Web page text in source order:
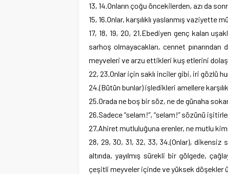
13, 14.Onların çoğu öncekilerden, azı da
15, 16.Onlar, karşılıklı yaslanmış
17, 18, 19, 20, 21.Ebediyen genç kalan
sarhoş olmayacakları, cennet
meyveleri ve arzu ettikleri kuş etlerini
22, 23.Onlar için saklı inciler gibi, iri gözlü
24.(Bütün bunlar) işledikleri amellere
25.Orada ne boş bir söz, ne de günaha
26.Sadece “selam!”, “selam!” sözünü
27.Ahiret mutluluğuna erenler, ne mutlu
28, 29, 30, 31, 32, 33, 34.(Onlar), dikensiz
altında, yayılmış sürekli bir gölgede,
çeşitli meyveler içinde ve yüksek döşekler